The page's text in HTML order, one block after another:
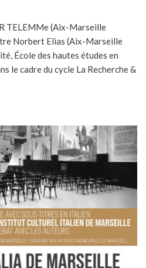
TELEMMe (Aix-Marseille
Norbert Elias (Aix-Marseille
École des hautes études en
le cadre du cycle La Recherche &